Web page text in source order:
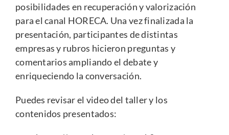
posibilidades en recuperación y valorización
para el canal HORECA. Una vez finalizada la
presentación, participantes de distintas
empresas y rubros hicieron preguntas y
comentarios ampliando el debate y
enriqueciendo la conversación.
Puedes revisar el video del taller y los
contenidos presentados: